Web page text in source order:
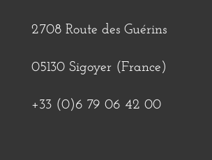
2708 Route des Guérins
05130 Sigoyer (France)
+33 (0)6 79 06 42 00